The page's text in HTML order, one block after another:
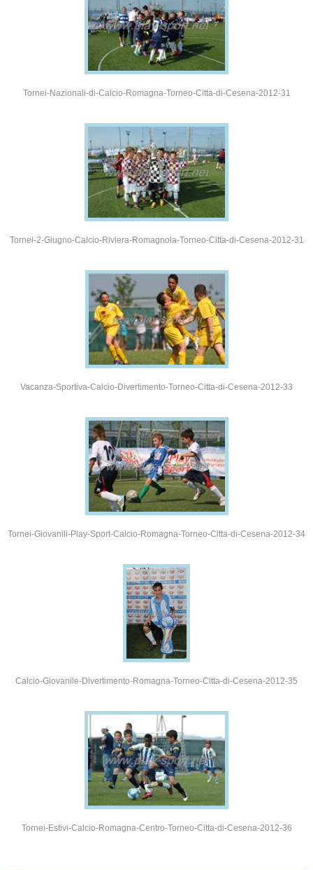
Tornei-Nazionali-di-Calcio-Romagna-Torneo-Citta-di-Cesena-2012-31
Tornei-2-Giugno-Calcio-Riviera-Romagnola-Torneo-Citta-di-Cesena-2012-31
Vacanza-Sportiva-Calcio-Divertimento-Torneo-Citta-di-Cesena-2012-33
Tornei-Giovanili-Play-Sport-Calcio-Romagna-Torneo-Citta-di-Cesena-2012-34
Calcio-Giovanile-Divertimento-Romagna-Torneo-Citta-di-Cesena-2012-35
Tornei-Estivi-Calcio-Romagna-Centro-Torneo-Citta-di-Cesena-2012-36